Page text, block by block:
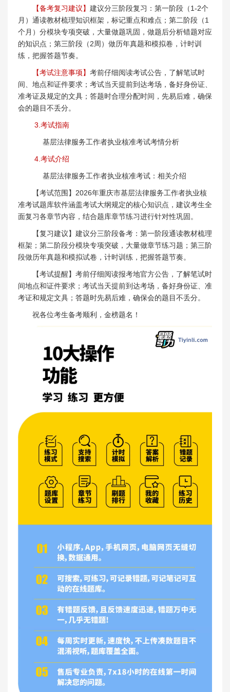
【备考复习建议】 建议分三阶段复习：第一阶段（1-2个
月）通读教材梳理知识框架，标记重点和难点；第二阶段（1
个月）分模块专项突破，大量做题巩固，做题后分析错题对应
的知识点；第三阶段（2周）做历年真题和模拟卷，计时训
练，把握答题节奏。
【考试注意事项】 考前仔细阅读考试公告，了解笔试时
间、地点和证件要求；考试当天提前到达考场，备好身份证、
准考证及规定的文具；答题时合理分配时间，先易后难，确保
会的题目不丢分。
3.考试指南
基层法律服务工作者执业核准考试考情分析
4.考试介绍
基层法律服务工作者执业核准考试：相关介绍
【考试范围】2026年重庆市基层法律服务工作者执业核
准考试题库软件涵盖考试大纲规定的核心知识点，建议考生全
面复习各章节内容，结合题库章节练习进行针对性巩固。
【复习建议】建议分三阶段备考：第一阶段通读教材梳理
框架；第二阶段分模块专项突破，大量做章节练习题；第三阶
段做历年真题和模拟试卷，计时训练，把握答题节奏。
【考试提醒】考前仔细阅读报考地官方公告，了解笔试时
间地点和证件要求；考试当天提前到达考场，备好身份证、准
考证和规定文具；答题时先易后难，确保会的题目不丢分。
祝各位考生备考顺利，金榜题名！